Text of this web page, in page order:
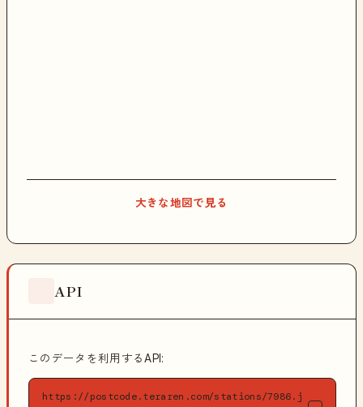
大きな地図で見る
API
このデータを利用するAPI:
https://postcode.teraren.com/stations/7986.j